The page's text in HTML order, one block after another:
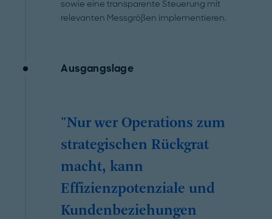
sowie eine transparente Steuerung mit
relevanten Messgrößen implementieren.
Ausgangslage
"Nur wer Operations zum
strategischen Rückgrat
macht, kann
Effizienzpotenziale und
Kundenbeziehungen